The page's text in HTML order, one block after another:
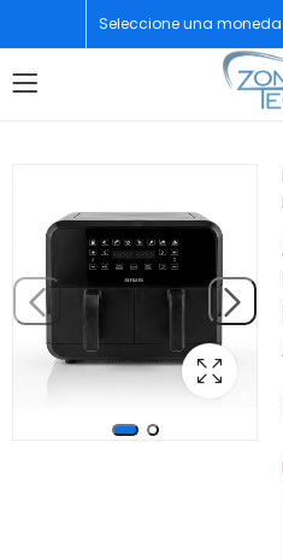
Seleccione una moneda